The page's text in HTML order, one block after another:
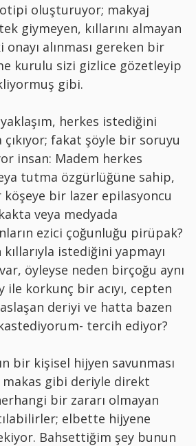
oluşturuyor; makyaj
giymeyen, kıllarını almayan
onayı alınması gereken bir
kurulu sizi gizlice gözetleyip
gibi.
herkes istediğini
fakat şöyle bir soruyu
insan: Madem herkes
tutma özgürlüğüne sahip,
köşeye bir lazer epilasyoncu
veya medyada
ezici çoğunluğu pirüpak?
kıllarıyla istediğini yapmayı
öyleyse neden birçoğu aynı
ile korkunç bir acıyı, cepten
deriyi ve hatta bazen
tercih ediyor?
bir kişisel hijyen savunması
makas gibi deriyle direkt
bir zararı olmayan
elbette hijyene
Bahsettiğim şey bunun